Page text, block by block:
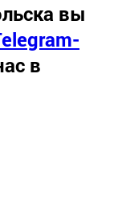
вы
в